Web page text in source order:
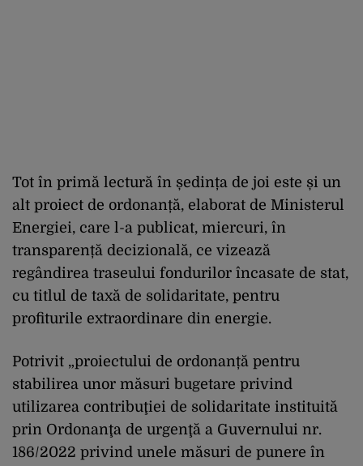
Tot în primă lectură în ședința de joi este și un
alt proiect de ordonanță, elaborat de Ministerul
Energiei, care l-a publicat, miercuri, în
transparență decizională, ce vizează
regândirea traseului fondurilor încasate de stat,
cu titlul de taxă de solidaritate, pentru
profiturile extraordinare din energie.
Potrivit „proiectului de ordonanță pentru
stabilirea unor măsuri bugetare privind
utilizarea contribuţiei de solidaritate instituită
prin Ordonanţa de urgenţă a Guvernului nr.
186/2022 privind unele măsuri de punere în